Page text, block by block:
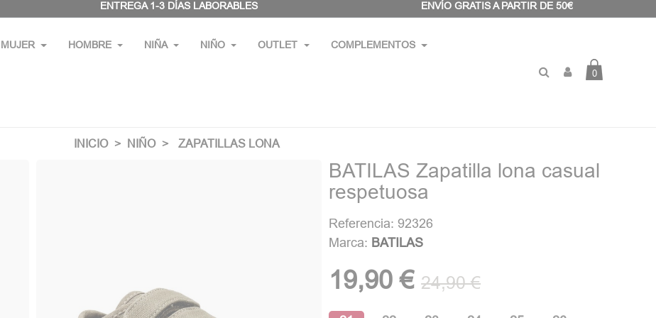
ENTREGA 1-3 DÍAS LABORABLES ENVÍO GRATIS A PARTIR DE 50€
MUJER HOMBRE NIÑA NIÑO OUTLET COMPLEMENTOS
0
INICIO NIÑO ZAPATILLAS LONA
BATILAS Zapatilla lona casual
respetuosa
Referencia: 92326
Marca: BATILAS
19,90 € 24,90 €